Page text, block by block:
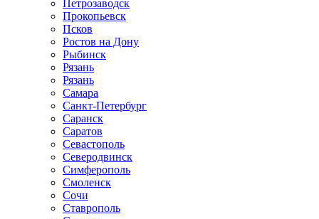
Петрозаводск
Прокопьевск
Псков
Ростов на Дону
Рыбинск
Рязань
Рязань
Самара
Санкт-Петербург
Саранск
Саратов
Севастополь
Северодвинск
Симферополь
Смоленск
Сочи
Ставрополь